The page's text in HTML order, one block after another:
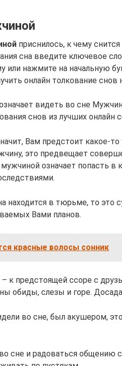
приснилось, к чему
сна введите ключевое
нажмите на начальную
онлайн толкование снов
видеть во сне
снов из лучших онлайн
Вам предстоит какое-
это предвещает
означает попасть в
находится в тюрьме, то это
Вами планов.
красные волосы сонник
к предстоящей ссоре с
обиды, слезы и горе.
во сне, был акушером,
сне и радоваться общению с